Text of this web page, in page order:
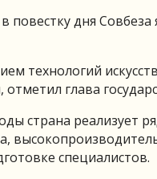
дня Совбеза
технологий
глава
страна реализует
специалистов.